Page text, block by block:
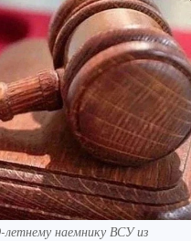
наемнику ВСУ из